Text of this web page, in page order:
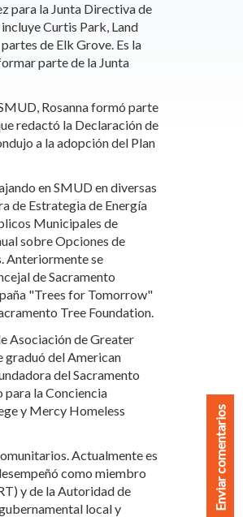
para la Junta Directiva de
Curtis Park, Land
de Elk Grove. Es la
parte de la Junta
Rosanna formó parte
redactó la Declaración de
a la adopción del Plan
en SMUD en diversas
de Estrategia de Energía
Municipales de
sobre Opciones de
Anteriormente se
de Sacramento
"Trees for Tomorrow"
Tree Foundation.
Asociación de Greater
graduó del American
del Sacramento
la Conciencia
y Mercy Homeless
Actualmente es
como miembro
y de la Autoridad de
local y
Enviar comentarios